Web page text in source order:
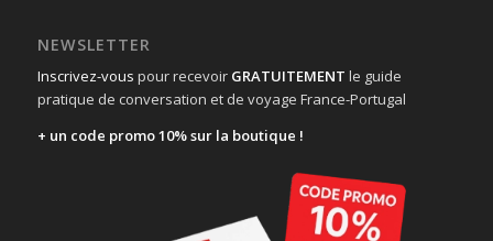
NEWSLETTER
Inscrivez-vous pour recevoir GRATUITEMENT le guide
pratique de conversation et de voyage France-Portugal
+ un code promo 10% sur la boutique !